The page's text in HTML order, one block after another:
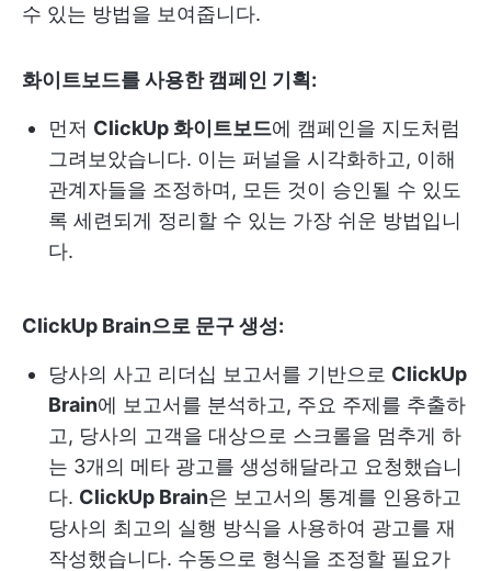
수 있는 방법을 보여줍니다.
화이트보드를 사용한 캠페인 기획:
먼저 ClickUp 화이트보드에 캠페인을 지도처럼
그려보았습니다. 이는 퍼널을 시각화하고, 이해
관계자들을 조정하며, 모든 것이 승인될 수 있도
록 세련되게 정리할 수 있는 가장 쉬운 방법입니
다.
ClickUp Brain으로 문구 생성:
당사의 사고 리더십 보고서를 기반으로 ClickUp
Brain에 보고서를 분석하고, 주요 주제를 추출하
고, 당사의 고객을 대상으로 스크롤을 멈추게 하
는 3개의 메타 광고를 생성해달라고 요청했습니
다. ClickUp Brain은 보고서의 통계를 인용하고
당사의 최고의 실행 방식을 사용하여 광고를 재
작성했습니다. 수동으로 형식을 조정할 필요가